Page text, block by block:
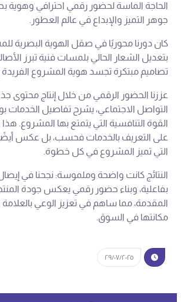
الحاجة الماسة لحضور رقمي احترافي
جوهر التميز والإبداع في عالم العطور.
كان دورنا محوريًا في صقل الهوية البصرية
بتعديل الشعار الحالي بلمسات فنية تبرز
تصاميم مبتكرة تجسد هوية المشروع الفريدة
عززنا الحضور الرقمي من خلال إنتاج محتوى
التواصل الاجتماعي، يشرح تفاصيل الخدمات
القوة التنافسية التي يتمتع بها المشروع.
على التعريف بالخدمات فحسب، بل عكس
التي تميز المشروع في كل خطوة.
النتائج كانت واضحة وملموسة: نجحنا في
بفاعلية، وبناء حضور رقمي يعكس جودة
المقدمة، مما ساهم في تعزيز الوعي بالعلامة
مكانتها في السوق.
٢٩/٠٧/٢٠٢٥